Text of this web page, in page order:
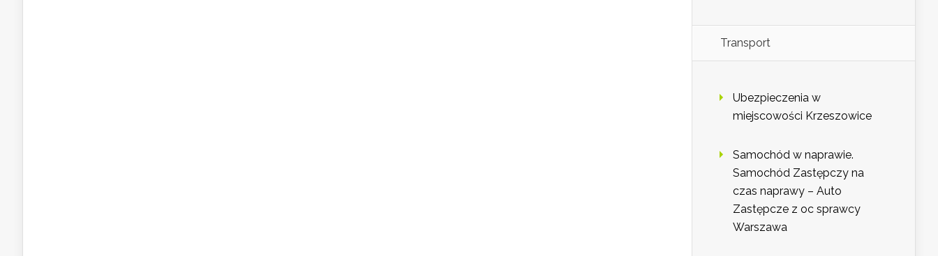
Transport
Ubezpieczenia w
miejscowości Krzeszowice
Samochód w naprawie.
Samochód Zastępczy na
czas naprawy – Auto
Zastępcze z oc sprawcy
Warszawa